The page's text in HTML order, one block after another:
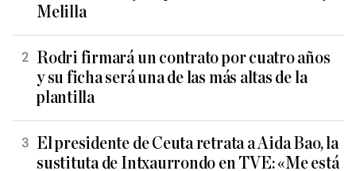
Melilla
Rodri firmará un contrato por cuatro años
y su ficha será una de las más altas de la
plantilla
El presidente de Ceuta retrata a Aida Bao, la
sustituta de Intxaurrondo en TVE: «Me está